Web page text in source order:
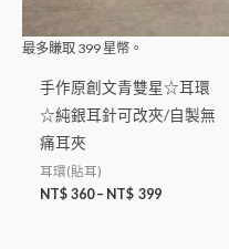
最多賺取 399 星幣。
手作原創文青雙星☆耳環
☆純銀耳針可改夾/自製無
痛耳夾
耳環(貼耳)
NT$ 360– NT$ 399